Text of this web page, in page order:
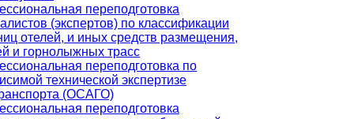
переподготовка
(экспертов) по классификации
отелей, и иных средств размещения,
и горнолыжных трасс
переподготовка по
технической экспертизе
(ОСАГО)
переподготовка